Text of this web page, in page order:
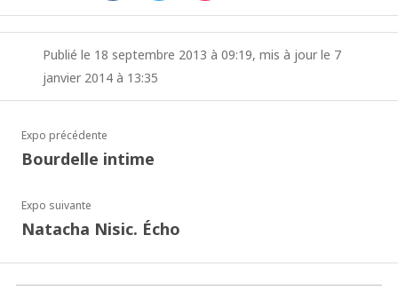
Publié le 18 septembre 2013 à 09:19, mis à jour le 7
janvier 2014 à 13:35
Expo précédente
Bourdelle intime
Expo suivante
Natacha Nisic. Écho